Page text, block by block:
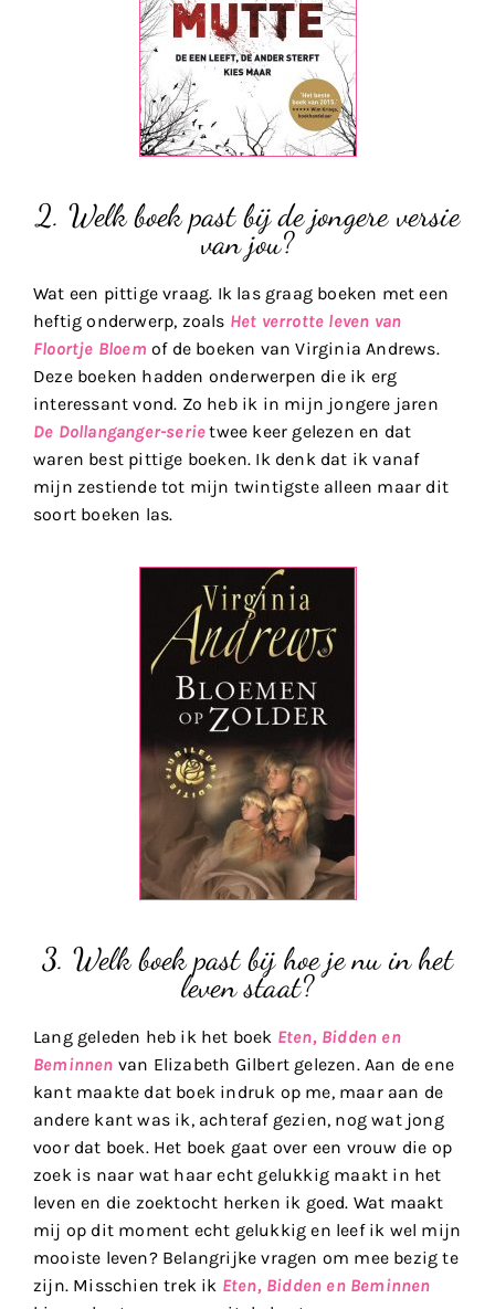
2. Welk boek past bij de jongere versie
van jou?
Wat een pittige vraag. Ik las graag boeken met een
heftig onderwerp, zoals Het verrotte leven van
Floortje Bloem of de boeken van Virginia Andrews.
Deze boeken hadden onderwerpen die ik erg
interessant vond. Zo heb ik in mijn jongere jaren
De Dollanganger-serietwee keer gelezen en dat
waren best pittige boeken. Ik denk dat ik vanaf
mijn zestiende tot mijn twintigste alleen maar dit
soort boeken las.
3. Welk boek past bij hoe je nu in het
leven staat?
Lang geleden heb ik het boek Eten, Bidden en
Beminnen van Elizabeth Gilbert gelezen. Aan de ene
kant maakte dat boek indruk op me, maar aan de
andere kant was ik, achteraf gezien, nog wat jong
voor dat boek. Het boek gaat over een vrouw die op
zoek is naar wat haar echt gelukkig maakt in het
leven en die zoektocht herken ik goed. Wat maakt
mij op dit moment echt gelukkig en leef ik wel mijn
mooiste leven? Belangrijke vragen om mee bezig te
zijn. Misschien trek ik Eten, Bidden en Beminnen